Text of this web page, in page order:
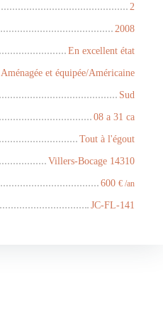
2
2008
En excellent état
Aménagée et équipée/Américaine
Sud
08 a 31 ca
Tout à l'égout
Villers-Bocage 14310
600 € /an
JC-FL-141